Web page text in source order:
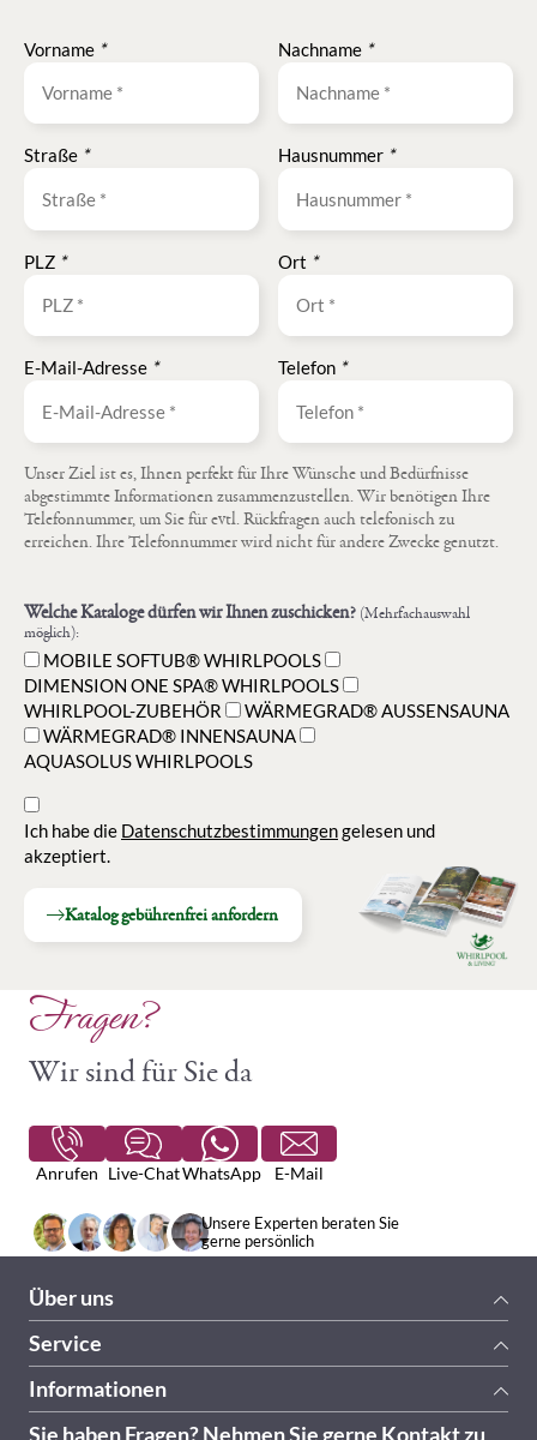
Vorname * Nachname *
Straße * Hausnummer *
PLZ * Ort *
E-Mail-Adresse * Telefon *
Unser Ziel ist es, Ihnen perfekt für Ihre Wünsche und Bedürfnisse
abgestimmte Informationen zusammenzustellen. Wir benötigen Ihre
Telefonnummer, um Sie für evtl. Rückfragen auch telefonisch zu
erreichen. Ihre Telefonnummer wird nicht für andere Zwecke genutzt.
Welche Kataloge dürfen wir Ihnen zuschicken? (Mehrfachauswahl
möglich):
MOBILE SOFTUB® WHIRLPOOLS
DIMENSION ONE SPA® WHIRLPOOLS
WHIRLPOOL-ZUBEHÖR
WÄRMEGRAD® AUSSENSAUNA
WÄRMEGRAD® INNENSAUNA
AQUASOLUS WHIRLPOOLS
Ich habe die Datenschutzbestimmungengelesen und
akzeptiert.
Katalog gebührenfrei anfordern
Fragen?
Wir sind für Sie da
Anrufen Live-ChatWhatsApp E-Mail
Unsere Experten beraten Sie
gerne persönlich
Sie haben Fragen? Nehmen Sie gerne Kontakt zu
Über uns
Service
Informationen